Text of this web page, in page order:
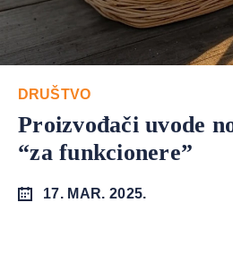
DRUŠTVO
Proizvođači uvode
“za funkcionere”
17. MAR. 2025.